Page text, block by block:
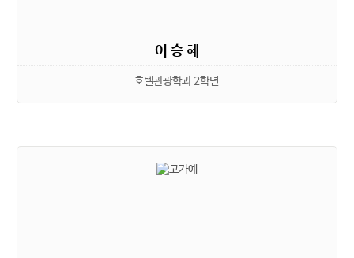
이 승 혜
호텔관광학과 2학년